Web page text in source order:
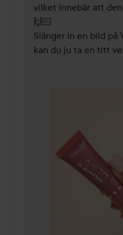
vilket innebär att
🙌🏻
Slänger in en bild på
kan du ju ta en titt